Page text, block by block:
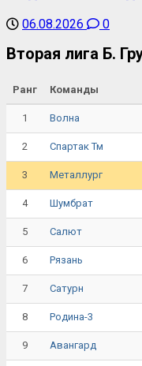
06.08.2026 0
Вторая лига Б.
Ранг Команды
1 Волна
2 Спартак Тм
3 Металлург
4 Шумбрат
5 Салют
6 Рязань
7 Сатурн
8 Родина-3
9 Авангард